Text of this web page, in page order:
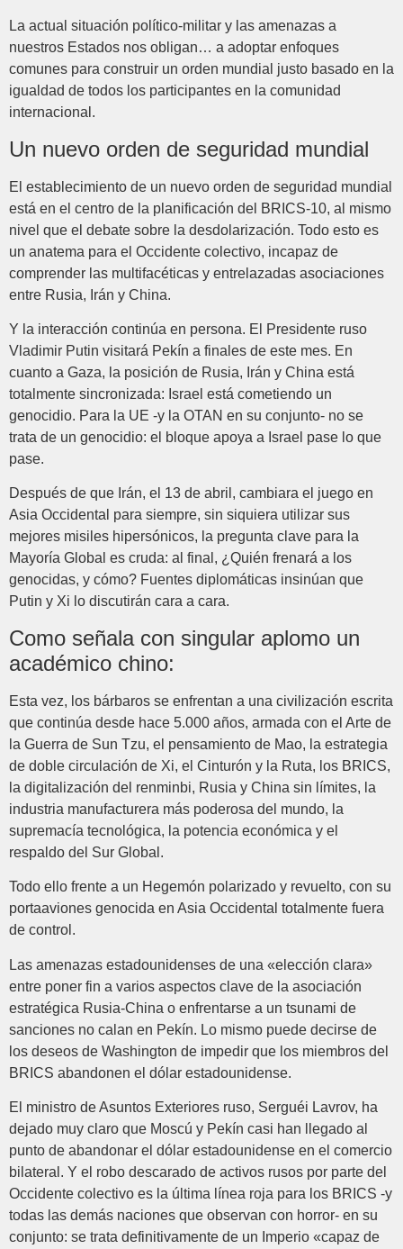
La actual situación político-militar y las amenazas a
nuestros Estados nos obligan… a adoptar enfoques
comunes para construir un orden mundial justo basado en la
igualdad de todos los participantes en la comunidad
internacional.
Un nuevo orden de seguridad mundial
El establecimiento de un nuevo orden de seguridad mundial
está en el centro de la planificación del BRICS-10, al mismo
nivel que el debate sobre la desdolarización. Todo esto es
un anatema para el Occidente colectivo, incapaz de
comprender las multifacéticas y entrelazadas asociaciones
entre Rusia, Irán y China.
Y la interacción continúa en persona. El Presidente ruso
Vladimir Putin visitará Pekín a finales de este mes. En
cuanto a Gaza, la posición de Rusia, Irán y China está
totalmente sincronizada: Israel está cometiendo un
genocidio. Para la UE -y la OTAN en su conjunto- no se
trata de un genocidio: el bloque apoya a Israel pase lo que
pase.
Después de que Irán, el 13 de abril, cambiara el juego en
Asia Occidental para siempre, sin siquiera utilizar sus
mejores misiles hipersónicos, la pregunta clave para la
Mayoría Global es cruda: al final, ¿Quién frenará a los
genocidas, y cómo? Fuentes diplomáticas insinúan que
Putin y Xi lo discutirán cara a cara.
Como señala con singular aplomo un
académico chino:
Esta vez, los bárbaros se enfrentan a una civilización escrita
que continúa desde hace 5.000 años, armada con el Arte de
la Guerra de Sun Tzu, el pensamiento de Mao, la estrategia
de doble circulación de Xi, el Cinturón y la Ruta, los BRICS,
la digitalización del renminbi, Rusia y China sin límites, la
industria manufacturera más poderosa del mundo, la
supremacía tecnológica, la potencia económica y el
respaldo del Sur Global.
Todo ello frente a un Hegemón polarizado y revuelto, con su
portaaviones genocida en Asia Occidental totalmente fuera
de control.
Las amenazas estadounidenses de una «elección clara»
entre poner fin a varios aspectos clave de la asociación
estratégica Rusia-China o enfrentarse a un tsunami de
sanciones no calan en Pekín. Lo mismo puede decirse de
los deseos de Washington de impedir que los miembros del
BRICS abandonen el dólar estadounidense.
El ministro de Asuntos Exteriores ruso, Serguéi Lavrov, ha
dejado muy claro que Moscú y Pekín casi han llegado al
punto de abandonar el dólar estadounidense en el comercio
bilateral. Y el robo descarado de activos rusos por parte del
Occidente colectivo es la última línea roja para los BRICS -y
todas las demás naciones que observan con horror- en su
conjunto: se trata definitivamente de un Imperio «capaz de